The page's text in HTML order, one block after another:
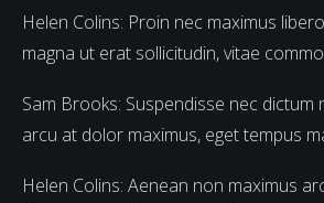
Helen Colins: Proin nec maximus
magna ut erat sollicitudin, vitae
Sam Brooks: Suspendisse nec dictum
arcu at dolor maximus, eget tempus
Helen Colins: Aenean non maximus